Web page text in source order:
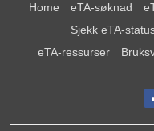
Home eTA-søknad
Sjekk eTA-
eTA-ressurser